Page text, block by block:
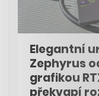
Elegantní
Zephyrus
grafikou
překvapí